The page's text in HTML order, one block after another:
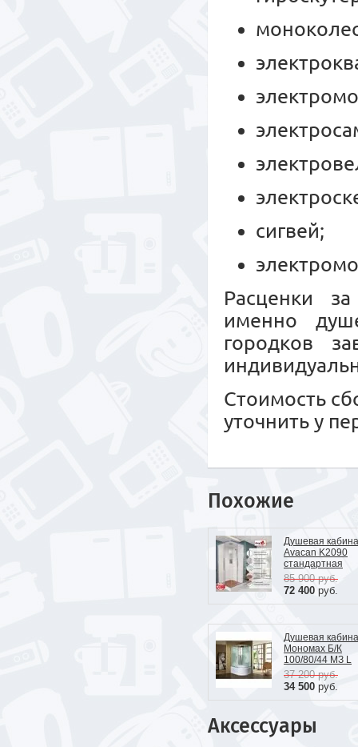
сигвей;
Расценки
именно
городков
Стоимость
уточнить у
Похожие
Душевая кабина
Avacan K2090
стандартная
85 900руб.
72 400 руб.
Душевая кабина
Мономах Б/К
100/80/44 МЗ L
37 200руб.
34 500 руб.
Аксессуары